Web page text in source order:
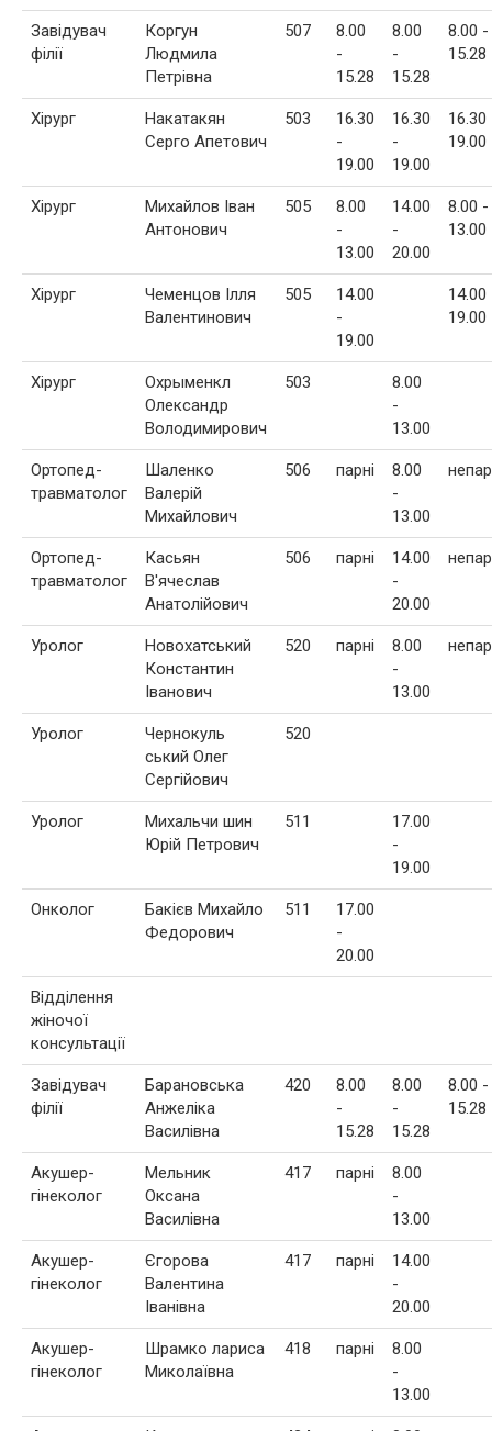
Завідувач
філії
Коргун
Людмила
Петрівна
507
8.00
-
15.28
8.00
-
15.28
8.00 -
15.28
Хірург
Накатакян
Серго Апетович
503
16.30
-
19.00
16.30
-
19.00
16.30
19.00
Хірург
Михайлов Іван
Антонович
505
8.00
-
13.00
14.00
-
20.00
8.00 -
13.00
Хірург
Чеменцов Ілля
Валентинович
505
14.00
-
19.00
14.00
19.00
Хірург
Охрыменкл
Олександр
Володимирович
503
8.00
-
13.00
Ортопед-
травматолог
Шаленко
Валерій
Михайлович
506 парні
8.00
-
13.00
Ортопед-
травматолог
Касьян
В'ячеслав
Анатолійович
506 парні
14.00
-
20.00
Уролог
Новохатський
Константин
Іванович
520 парні
8.00
-
13.00
Уролог
Чернокуль
ський Олег
Сергійович
520
Уролог
Михальчи шин
Юрій Петрович
511
17.00
-
19.00
Онколог
Бакієв Михайло
Федорович
511
17.00
-
20.00
Відділення
жіночої
консультації
Завідувач
філії
Барановська
Анжеліка
Василівна
420
8.00
-
15.28
8.00
-
15.28
8.00 -
15.28
Акушер-
гінеколог
Мельник
Оксана
Василівна
417 парні
8.00
-
13.00
Акушер-
гінеколог
Єгорова
Валентина
Іванівна
417 парні
14.00
-
20.00
Акушер-
гінеколог
Шрамко лариса
Миколаївна
418 парні
8.00
-
13.00